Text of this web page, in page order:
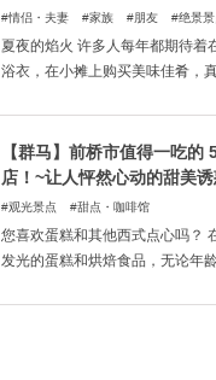
可到达的餐厅，这些餐厅提供美
情侣・夫妻 家族 朋友 绝景景
夏夜的焰火 许多人每年都期待着
浴衣，在小摊上购买美味佳肴，
常也会举办许多焰火晚会。 本
【群马】前桥市值得一吃的
店！~让人怦然心动的甜美诱
观光景点 甜点・咖啡馆
您喜欢蛋糕和其他西式点心吗？
发光的蛋糕和烘焙食品，无论年
已。 本文汇集了群马县前桥市